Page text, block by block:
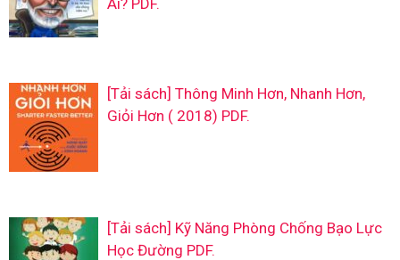
[Tải sách] Thông Minh Hơn, Nhanh Hơn,
Giỏi Hơn ( 2018) PDF.
[Tải sách] Kỹ Năng Phòng Chống Bạo Lực
Học Đường PDF.